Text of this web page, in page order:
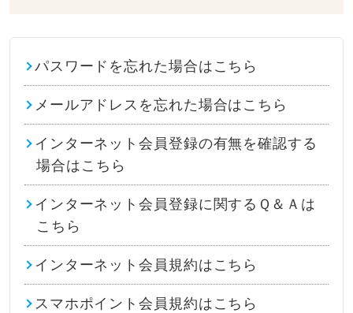
パスワードを忘れた場合はこちら
メールアドレスを忘れた場合はこちら
インターネット会員登録の有無を確認する
場合はこちら
インターネット会員登録に関するＱ＆Ａは
こちら
インターネット会員規約はこちら
スマホポイント会員規約はこちら